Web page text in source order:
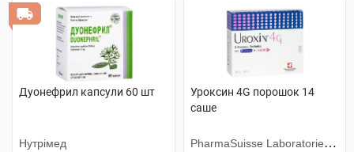
Дуонефрил капсули 60 шт
Нутрімед
Уроксин 4G порошок 14
саше
PharmaSuisse Laboratories